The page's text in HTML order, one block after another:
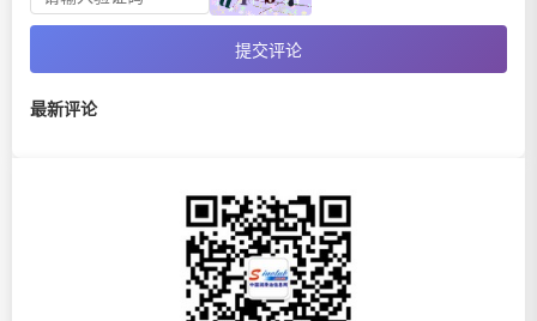
提交评论
最新评论